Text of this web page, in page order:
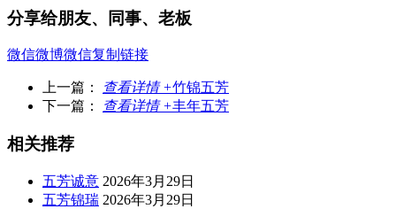
分享给朋友、同事、老板
微信微博微信复制链接
上一篇： 查看详情 +竹锦五芳
下一篇：
查看详情 +丰年五芳
相关推荐
五芳诚意 2026年3月29日
五芳锦瑞 2026年3月29日